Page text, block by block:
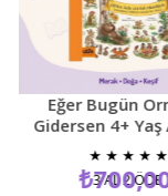
Eğer Bugün
Gidersen 4+ Yaş
Resimli Çocuk
Kitabı
★ ★ ★ ★
₺700,00
3 AL 2 ÖDE